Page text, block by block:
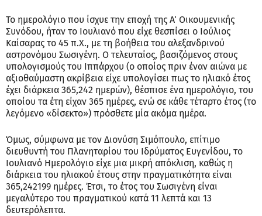
Το ημερολόγιο που ίσχυε την εποχή της Α΄ Οικουμενικής
Συνόδου, ήταν το Ιουλιανό που είχε θεσπίσει ο Ιούλιος
Καίσαρας το 45 π.Χ., με τη βοήθεια του αλεξανδρινού
αστρονόμου Σωσιγένη. Ο τελευταίος, βασιζόμενος στους
υπολογισμούς του Ιππάρχου (ο οποίος πριν έναν αιώνα με
αξιοθαύμαστη ακρίβεια είχε υπολογίσει πως το ηλιακό έτος
έχει διάρκεια 365,242 ημερών), θέσπισε ένα ημερολόγιο, του
οποίου τα έτη είχαν 365 ημέρες, ενώ σε κάθε τέταρτο έτος (το
λεγόμενο «δίσεκτο») πρόσθετε μία ακόμα ημέρα.
Όμως, σύμφωνα με τον Διονύση Σιμόπουλο, επίτιμο
διευθυντή του Πλανηταρίου του Ιδρύματος Ευγενίδου, το
Ιουλιανό Ημερολόγιο είχε μια μικρή απόκλιση, καθώς η
διάρκεια του ηλιακού έτους στην πραγματικότητα είναι
365,242199 ημέρες. Έτσι, το έτος του Σωσιγένη είναι
μεγαλύτερο του πραγματικού κατά 11 λεπτά και 13
δευτερόλεπτα.